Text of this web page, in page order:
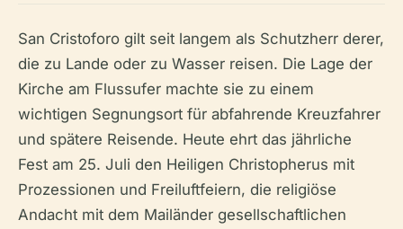
San Cristoforo gilt seit langem als Schutzherr derer,
die zu Lande oder zu Wasser reisen. Die Lage der
Kirche am Flussufer machte sie zu einem
wichtigen Segnungsort für abfahrende Kreuzfahrer
und spätere Reisende. Heute ehrt das jährliche
Fest am 25. Juli den Heiligen Christopherus mit
Prozessionen und Freiluftfeiern, die religiöse
Andacht mit dem Mailänder gesellschaftlichen